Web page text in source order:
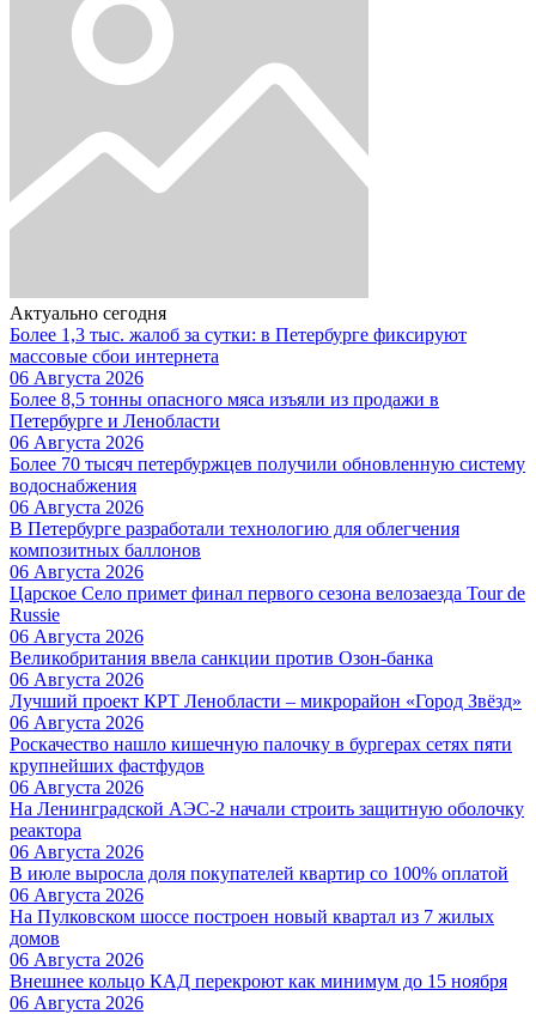
Актуально сегодня
Более 1,3 тыс. жалоб за сутки: в Петербурге фиксируют
массовые сбои интернета
06 Августа 2026
Более 8,5 тонны опасного мяса изъяли из продажи в
Петербурге и Ленобласти
06 Августа 2026
Более 70 тысяч петербуржцев получили обновленную систему
водоснабжения
06 Августа 2026
В Петербурге разработали технологию для облегчения
композитных баллонов
06 Августа 2026
Царское Село примет финал первого сезона велозаезда Tour de
Russie
06 Августа 2026
Великобритания ввела санкции против Озон-банка
06 Августа 2026
Лучший проект КРТ Ленобласти – микрорайон «Город Звёзд»
06 Августа 2026
Роскачество нашло кишечную палочку в бургерах сетях пяти
крупнейших фастфудов
06 Августа 2026
На Ленинградской АЭС-2 начали строить защитную оболочку
реактора
06 Августа 2026
В июле выросла доля покупателей квартир со 100% оплатой
06 Августа 2026
На Пулковском шоссе построен новый квартал из 7 жилых
домов
06 Августа 2026
Внешнее кольцо КАД перекроют как минимум до 15 ноября
06 Августа 2026